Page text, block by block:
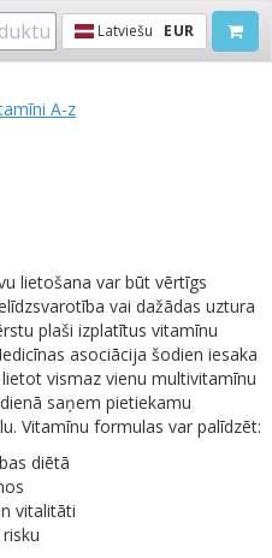
Latviešu EUR
A-z
lietošana var būt vērtīgs
vai dažādas uztura
plaši izplatītus vitamīnu
asociācija šodien iesaka
vismaz vienu multivitamīnu
saņem pietiekamu
Vitamīnu formulas var palīdzēt:
diētā
vitalitāti